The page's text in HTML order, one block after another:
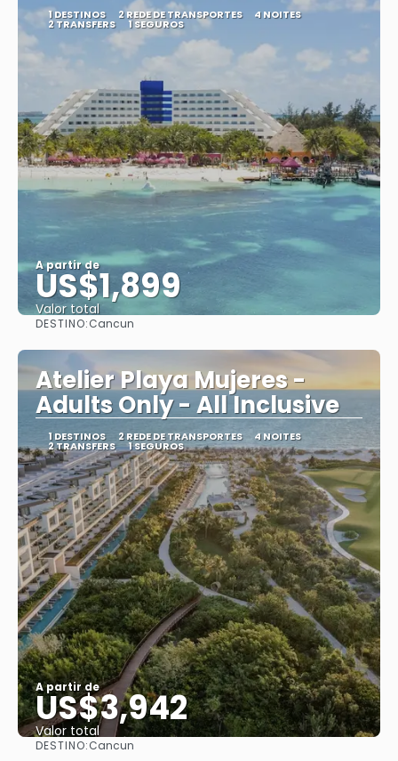
1 DESTINOS 2 REDE DE TRANSPORTES 4 NOITES
2 TRANSFERS 1 SEGUROS
A partir de
US$1,899
Valor total
DESTINO:Cancun
Atelier Playa Mujeres -
Adults Only - All Inclusive
1 DESTINOS 2 REDE DE TRANSPORTES 4 NOITES
2 TRANSFERS 1 SEGUROS
A partir de
US$3,942
Valor total
DESTINO:Cancun